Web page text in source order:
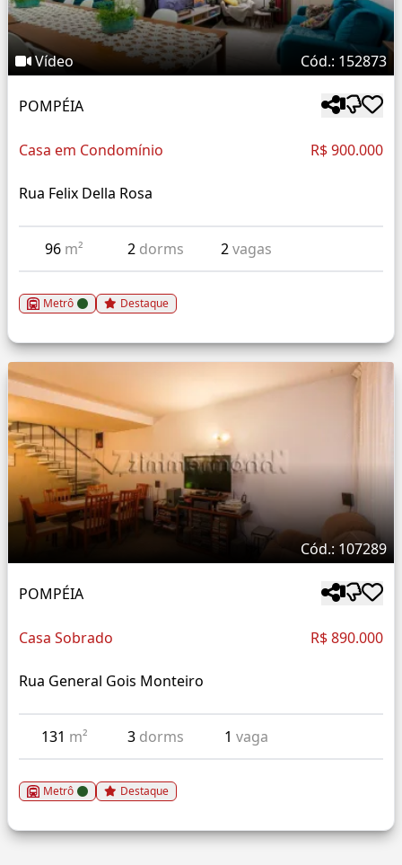
Vídeo Cód.: 152873
POMPÉIA
Casa em Condomínio R$ 900.000
Rua Felix Della Rosa
96 m² 2 dorms 2vagas
Metrô Destaque
Cód.: 107289
POMPÉIA
Casa Sobrado R$ 890.000
Rua General Gois Monteiro
131 m² 3 dorms 1vaga
Metrô Destaque